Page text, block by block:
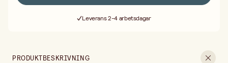
Leverans 2-4 arbetsdagar
PRODUKTBESKRIVNING